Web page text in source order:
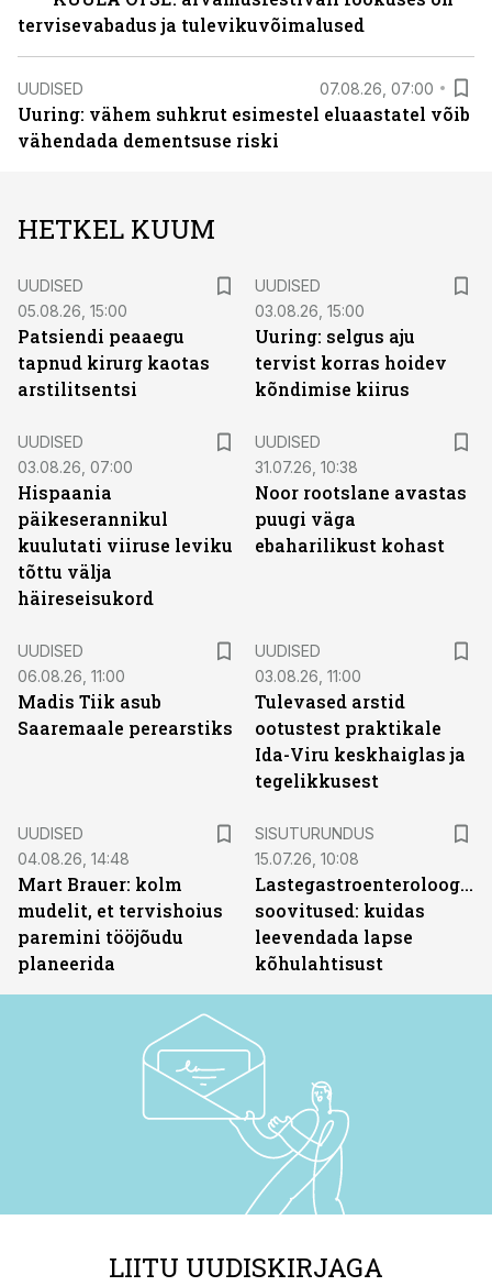
tervisevabadus ja tulevikuvõimalused
UUDISED 07.08.26, 07:00
Uuring: vähem suhkrut esimestel eluaastatel võib
vähendada dementsuse riski
HETKEL KUUM
UUDISED
05.08.26, 15:00
Patsiendi peaaegu
tapnud kirurg kaotas
arstilitsentsi
UUDISED
03.08.26, 15:00
Uuring: selgus aju
tervist korras hoidev
kõndimise kiirus
UUDISED
03.08.26, 07:00
Hispaania
päikeserannikul
kuulutati viiruse leviku
tõttu välja
häireseisukord
UUDISED
31.07.26, 10:38
Noor rootslane avastas
puugi väga
ebaharilikust kohast
UUDISED
06.08.26, 11:00
Madis Tiik asub
Saaremaale perearstiks
UUDISED
03.08.26, 11:00
Tulevased arstid
ootustest praktikale
Ida-Viru keskhaiglas ja
tegelikkusest
UUDISED
04.08.26, 14:48
Mart Brauer: kolm
mudelit, et tervishoius
paremini tööjõudu
planeerida
SISUTURUNDUS
15.07.26, 10:08
Lastegastroenteroloogide
soovitused: kuidas
leevendada lapse
kõhulahtisust
LIITU UUDISKIRJAGA